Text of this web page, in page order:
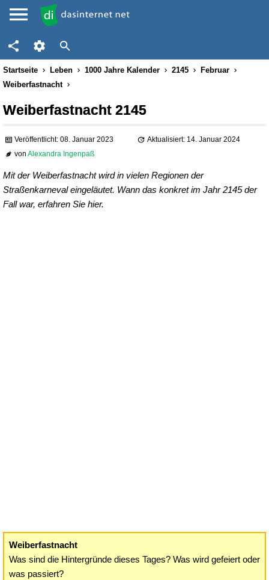
Startseite Leben 1000 Jahre Kalender 2145
Februar
Weiberfastnacht
Weiberfastnacht 2145
Veröffentlicht: 08. Januar 2023
Aktualisiert: 14. Januar 2024
vonAlexandra Ingenpaß
Mit der Weiberfastnacht wird in vielen Regionen der
Straßenkarneval eingeläutet. Wann das konkret im Jahr 2145 der
Fall war, erfahren Sie hier.
Weiberfastnacht
Was sind die Hintergründe dieses Tages? Was wird gefeiert oder
was passiert?